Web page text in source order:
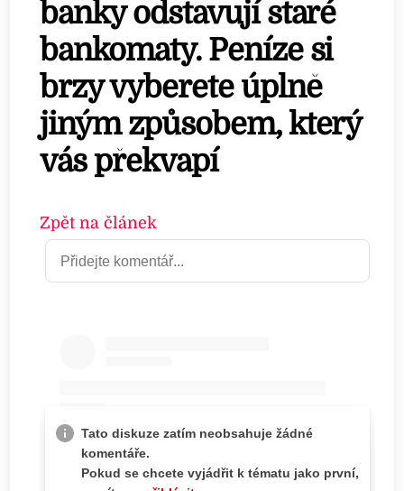
banky odstavují staré
bankomaty. Peníze si
brzy vyberete úplně
jiným způsobem, který
vás překvapí
Zpět na článek